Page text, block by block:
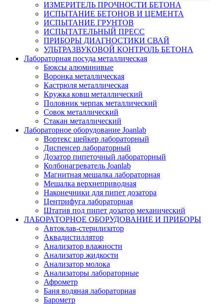
ИЗМЕРИТЕЛЬ ПРОЧНОСТИ БЕТОНА
ИСПЫТАНИЕ БЕТОНОВ И ЦЕМЕНТА
ИСПЫТАНИЕ ГРУНТОВ
ИСПЫТАТЕЛЬНЫЙ ПРЕСС
ПРИБОРЫ ДИАГНОСТИКИ СВАЙ
УЛЬТРАЗВУКОВОЙ КОНТРОЛЬ БЕТОНА
Лабораторная посуда металлическая
Бюксы алюминивые
Воронка металлическая
Кастрюля металлическая
Кружка ковш металлический
Половник черпак металлический
Совок металлический
Стакан металлический
Лабораторное оборудование Joanlab
Вортекс шейкер лабораторный
Диспенсер лабораторный
Дозатор пипеточный лабораторный
Колбонагреватель Joanlab
Магнитная мешалка лабораторная
Мешалка верхнеприводная
Наконечники для пипет дозатора
Центрифуга лабораторная
Штатив под пипет дозатор механический
ЛАБОРАТОРНОЕ ОБОРУДОВАНИЕ И ПРИБОРЫ
Автоклав-стерилизатор
Аквадистиллятор
Анализатор влажности
Анализатор жидкости
Анализатор молока
Анализаторы лабораторные
Афрометр
Баня водяная лабораторная
Барометр